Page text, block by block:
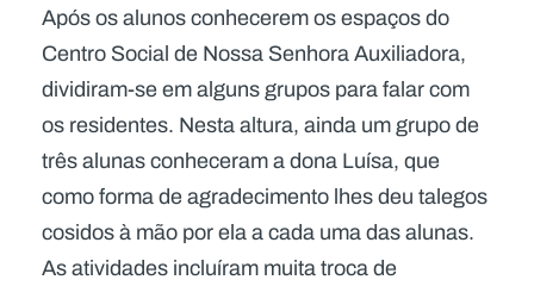
Após os alunos conhecerem os espaços do
Centro Social de Nossa Senhora Auxiliadora,
dividiram-se em alguns grupos para falar com
os residentes. Nesta altura, ainda um grupo de
três alunas conheceram a dona Luísa, que
como forma de agradecimento lhes deu talegos
cosidos à mão por ela a cada uma das alunas.
As atividades incluíram muita troca de